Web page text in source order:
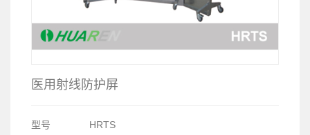
医用射线防护屏
型号 HRTS